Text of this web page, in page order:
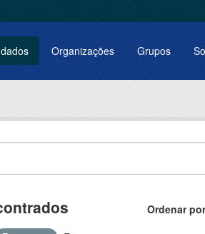
Organizações Grupos
Ordenar por